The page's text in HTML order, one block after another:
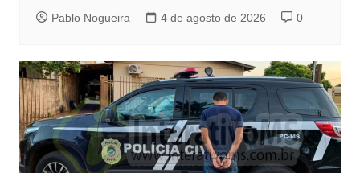
Pablo Nogueira 4 de agosto de 2026 0